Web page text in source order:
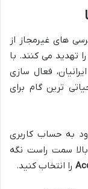
های غیرمجاز از
تهدید می کنند. با
فعال سازی
ترین گام برای
به حساب کاربری
سمت راست نگه
را انتخاب کنید.